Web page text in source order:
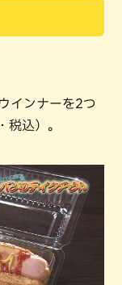
インナーを2つ
税込）。